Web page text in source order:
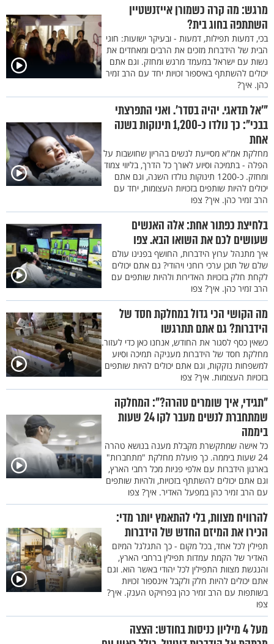
מרגש: מה קרה כשמורן אייזנשטיין
השתתפה בחוג בית?
בכי, דמעות תפילות, דמעות - ובעיקר ישועות: חוגי
הבית של הידברות מזכים את הרבים ומאחדים את
נשות עם ישראל במעמד מרגש ומחזק. וגם אתם
יכולים להשתתף באיספור זכויות יחד עם הרב זמיר
כהן. איך?
"’אל תדאגי. יהיה בסדר’. ואני התפרצתי
בבכי": כך נולדו כ-1,200 תינוקות בשנה
אחת
מחלקת אמ"א מסייעת לנשים בהריון שחושבות על
הפלה - בתמיכה וסיוע לאורך כל הדרך, בליווי צמוד
ומחזק. כ-1200 תינוקות נולדו השנה, וגם אתם
יכולים להיות שותפים בזכויות העצומות, יחד עם
הרב זמיר כהן. איך? צפו
בלחיצת כפתור אחת: אלה האנשים
שעושים לכם את השואו הבא. צפו
איך מתנהל ערוץ הידברות, החושף בפנינו עולם
שלם של תוכן ערכי רוחני ויהודי? גם אתם יכולים
לקחת חלק בזכויות האדירות ולהיות שותפים עם
הרב זמיר כהן. איך? צפו
מה הקושי הכי גדול במחלקת חסד של
הידברות? גם אתם תתרגשו
כשאין כסף לסגור את החודש, אנחנו כאן כדי לעזור.
מחלקת חסד של הידברות מעניקה תמיכה וסיוע
למשפחות נזקקות, וגם אתם יכולים להיות שותפים
בזכויות העצומות. איך? צפו
"תגידי, איך שומרים טהרה?": המחלקה
שמתחברת לנשים מעבר לקו 24 שעות
ביממה
כל אישה שמתקשרת מקבלת מענה בנושא טהרה
24 שעות ביממה. כך פועלת מחלקת "מתחברות"
בארגון הידברות עם אלפי פניות מכל רחבי הארץ,
וגם אתם יכולים להשתתף בזכויות, ולהיות שותפים
עם הרב זמיר כהן במפעל האדיר. איך? צפו
להרוויח מצוות, בלי להתאמץ יותר מדי:
הכירו את המיזם החדש של הידברות
תפילין לכל אחד, בכל מקום - כך התגלגל המיזם
האדיר של הקמת עמדות תפילין ברחבי הארץ,
והנגשת מצוות התפילין לכל יהודי באשר הוא. וגם
אתם יכולים להיות חלק ולקבל אינספור זכויות
בשותפות עם הרב זמיר כהן בפרויקט הענק. איך?
צפו
מעל 4 מיליון כניסות בחודש: הצצה